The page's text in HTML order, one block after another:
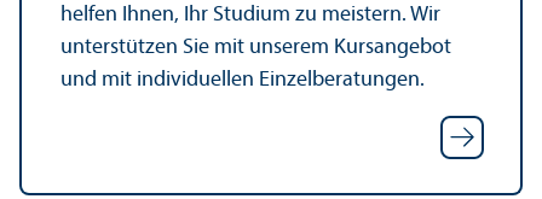
helfen Ihnen, Ihr Studium zu meistern. Wir
unter­stützen Sie mit unserem Kursangebot
und mit individuellen Einzel­beratungen.